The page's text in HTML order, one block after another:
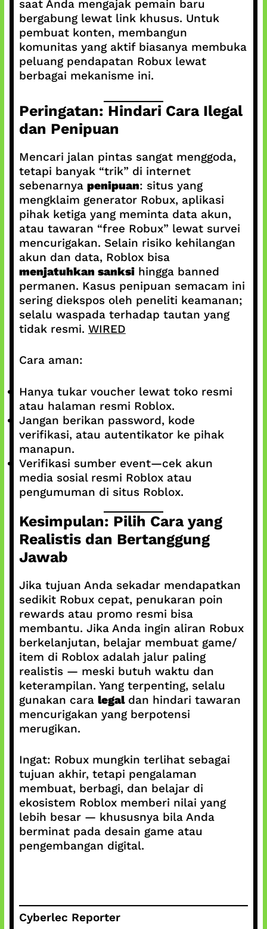
saat Anda mengajak pemain baru
bergabung lewat link khusus. Untuk
pembuat konten, membangun
komunitas yang aktif biasanya membuka
peluang pendapatan Robux lewat
berbagai mekanisme ini.
Peringatan: Hindari Cara Ilegal
dan Penipuan
Mencari jalan pintas sangat menggoda,
tetapi banyak “trik” di internet
sebenarnya penipuan: situs yang
mengklaim generator Robux, aplikasi
pihak ketiga yang meminta data akun,
atau tawaran “free Robux” lewat survei
mencurigakan. Selain risiko kehilangan
akun dan data, Roblox bisa
menjatuhkan sanksihingga banned
permanen. Kasus penipuan semacam ini
sering diekspos oleh peneliti keamanan;
selalu waspada terhadap tautan yang
tidak resmi. WIRED
Cara aman:
Hanya tukar voucher lewat toko resmi
atau halaman resmi Roblox.
Jangan berikan password, kode
verifikasi, atau autentikator ke pihak
manapun.
Verifikasi sumber event—cek akun
media sosial resmi Roblox atau
pengumuman di situs Roblox.
Kesimpulan: Pilih Cara yang
Realistis dan Bertanggung
Jawab
Jika tujuan Anda sekadar mendapatkan
sedikit Robux cepat, penukaran poin
rewards atau promo resmi bisa
membantu. Jika Anda ingin aliran Robux
berkelanjutan, belajar membuat game/
item di Roblox adalah jalur paling
realistis — meski butuh waktu dan
keterampilan. Yang terpenting, selalu
gunakan cara legaldan hindari tawaran
mencurigakan yang berpotensi
merugikan.
Ingat: Robux mungkin terlihat sebagai
tujuan akhir, tetapi pengalaman
membuat, berbagi, dan belajar di
ekosistem Roblox memberi nilai yang
lebih besar — khususnya bila Anda
berminat pada desain game atau
pengembangan digital.
Cyberlec Reporter